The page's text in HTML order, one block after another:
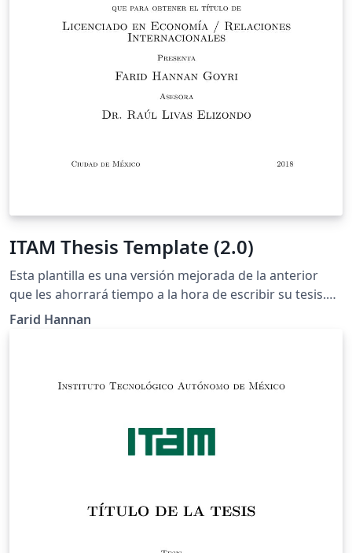
ITAM Thesis Template (2.0)
Esta plantilla es una versión mejorada de la anterior
que les ahorrará tiempo a la hora de escribir su tesis.
Tiene mejoras sustanciales para que su texto luzca lo
Farid Hannan